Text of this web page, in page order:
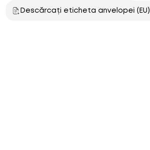
Descărcați eticheta anvelopei (EU)